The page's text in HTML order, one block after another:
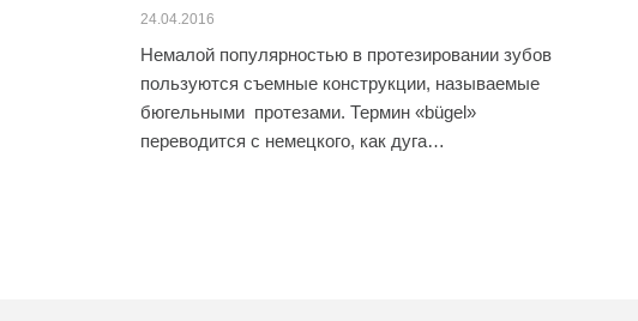
24.04.2016
Немалой популярностью в протезировании зубов
пользуются съемные конструкции, называемые
бюгельными протезами. Термин «bügel»
переводится с немецкого, как дуга…